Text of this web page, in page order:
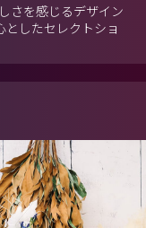
さを感じるデザイン
としたセレクトショ